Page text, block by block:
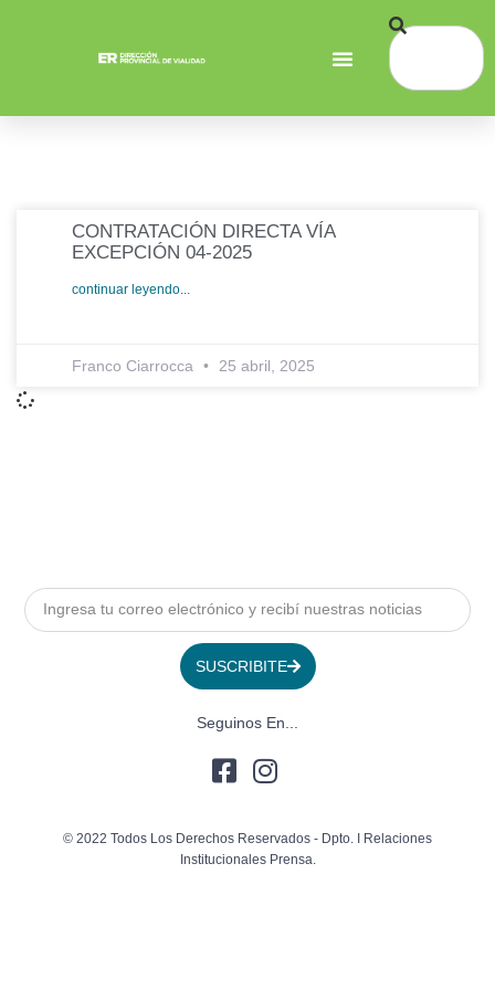
CONTRATACIÓN DIRECTA VÍA
EXCEPCIÓN 04-2025
continuar leyendo...
Franco Ciarrocca 25 abril, 2025
SUSCRIBITE
Seguinos En...
© 2022 Todos Los Derechos Reservados - Dpto. I Relaciones
Institucionales Prensa.